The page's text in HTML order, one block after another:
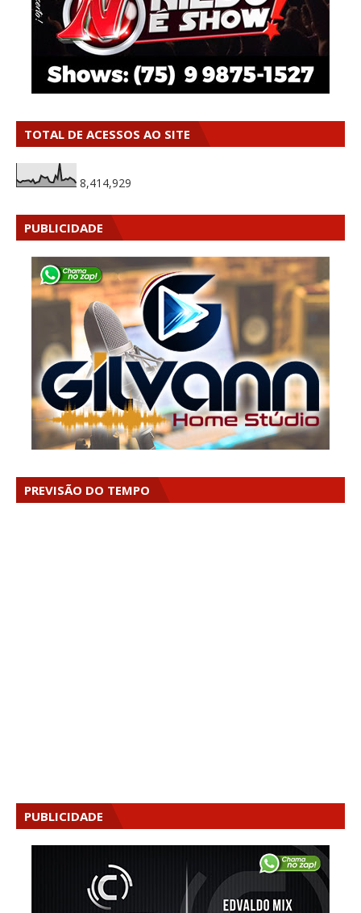
TOTAL DE ACESSOS AO SITE
8,414,929
PUBLICIDADE
PREVISÃO DO TEMPO
PUBLICIDADE